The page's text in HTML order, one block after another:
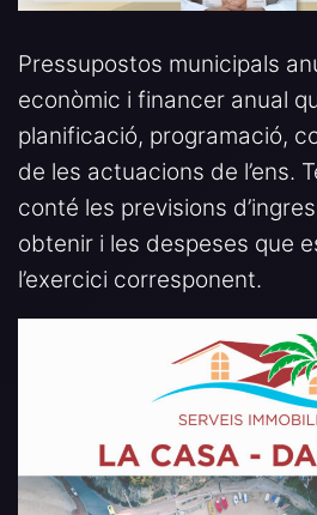
Pressupostos municipals
econòmic i financer anual
planificació, programació,
de les actuacions de l’ens.
conté les previsions
obtenir i les despeses que
l’exercici corresponent.